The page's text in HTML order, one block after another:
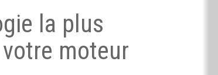
la plus
moteur